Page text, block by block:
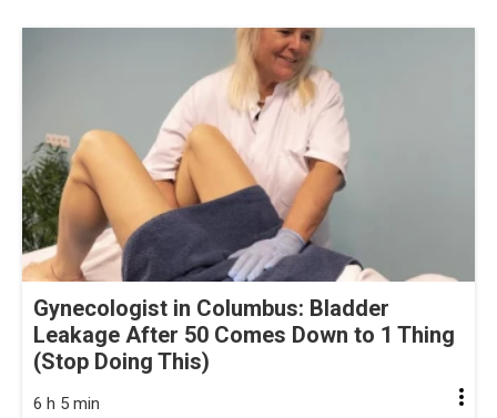
Gynecologist in Columbus: Bladder
Leakage After 50 Comes Down to 1 Thing
(Stop Doing This)
6 h 5 min